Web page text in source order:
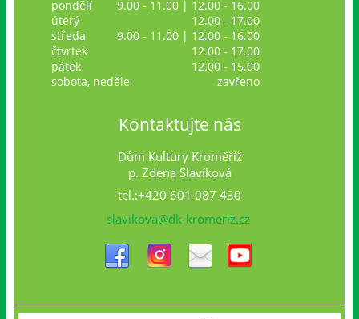
pondělí
9.00 - 11.00 | 12.00 - 16.00
úterý
12.00 - 17.00
středa
9.00 - 11.00 | 12.00 - 16.00
čtvrtek
12.00 - 17.00
pátek
12.00 - 15.00
sobota, neděle
zavřeno
Kontaktujte nás
Dům Kultury Kroměříž
p. Zdena Slavíková
tel.:+420 601 087 430
slavikova@dk-kromeriz.cz